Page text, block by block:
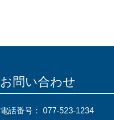
お問い合わせ
電話番号： 077-523-1234